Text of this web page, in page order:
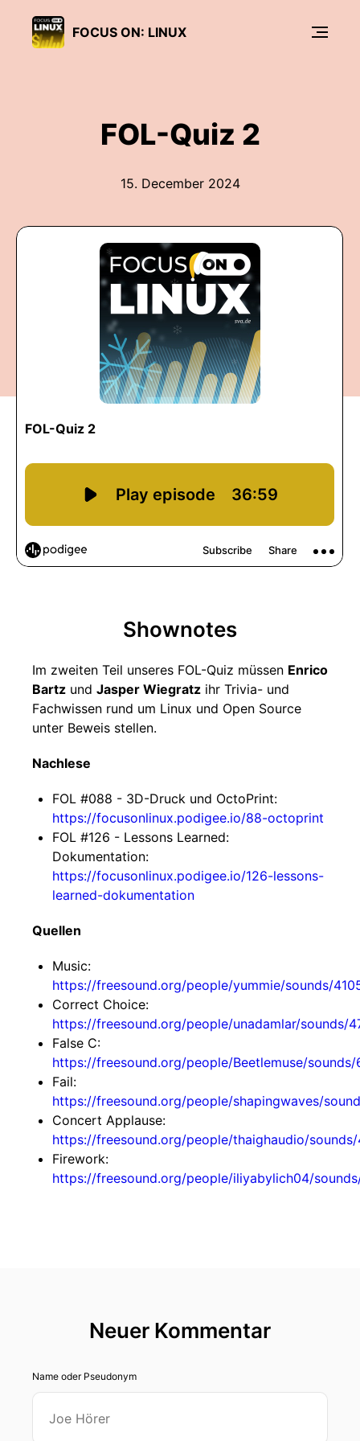
FOCUS ON: LINUX
FOL-Quiz 2
15. December 2024
Shownotes
Im zweiten Teil unseres FOL-Quiz müssen Enrico
Bartz und Jasper Wiegratz ihr Trivia- und
Fachwissen rund um Linux und Open Source
unter Beweis stellen.
Nachlese
FOL #088 - 3D-Druck und OctoPrint:
https://focusonlinux.podigee.io/88-octoprint
FOL #126 - Lessons Learned:
Dokumentation:
https://focusonlinux.podigee.io/126-lessons-
learned-dokumentation
Quellen
Music:
https://freesound.org/people/yummie/sounds/
Correct Choice:
https://freesound.org/people/unadamlar/sounds/
False C:
https://freesound.org/people/Beetlemuse/
Fail:
https://freesound.org/people/shapingwaves/
Concert Applause:
https://freesound.org/people/thaighaudio/sounds/
Firework:
https://freesound.org/people/iliyabylich04/
Neuer Kommentar
Name oder Pseudonym